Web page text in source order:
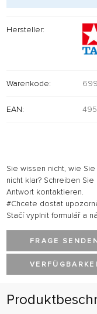
Hersteller:
Warenkode:
EAN:
Sie wissen nicht, wie
nicht klar? Schreiben
Antwort kontaktieren.
#Chcete dostat
Stačí vyplnit formulář a
FRAGE